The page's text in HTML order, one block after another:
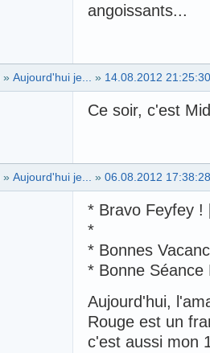
angoissants...
» Aujourd'hui je... » 14.08.2012 21:25:30
Ce soir, c'est
» Aujourd'hui je... » 06.08.2012 17:38:28
* Bravo Feyfey !
*
* Bonnes
* Bonne Séance
Aujourd'hui,
Rouge est un
c'est aussi mon